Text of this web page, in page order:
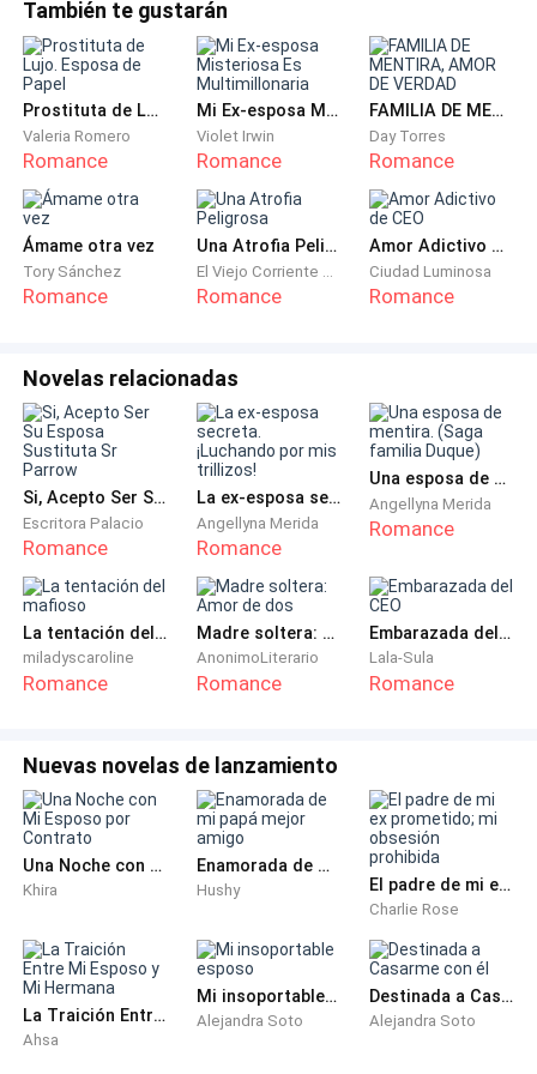
modos, te veré en mi casa mañana por la noche”.
“Muy bien nena, felicidades una vez más”, dijo Lilian
antes de terminar la llamada.
Jayda decidió llamar a su novio, Zach, para informarle
de su ascenso y de que pronto se presentaría en su
casa, pero no contestó después de llamarlo dos
veces.
oficina el lunes. Después de eso, cogió su bolso, el
bolso de su laptop y se dirigió a su coche para salir
del edificio.
Antes de arrancar el motor, llamó a un restaurante
para pedir comida y postre que fueran suficientes
para ellos para celebrar.
En cuanto Jayda llegó a su apartamento, llamó a sus
padres para darles la buena noticia, luego se duchó y
empezó a prepararse para ir a casa de su novio.
profesional debido a su trabajo, pero decidió volverse
un poco salvaje esta noche vistiéndose muy sexy.
Encontró el vestido perfecto y lo combinó con un par
de tacones, cogió su bolso que solo tenía su teléfono,
tarjeta de crédito y algo de dinero. Se dirigió a la
de Zachery.
Después de hacer una parada en el restaurante para
recoger los pedidos que había hecho, Jayda se dirigió
También te gustarán
Prostituta de Lujo. Esposa de Papel
Valeria Romero
Romance
Mi Ex-esposa Misteriosa Es Multimillonaria
Violet Irwin
Romance
FAMILIA DE MENTIRA, AMOR DE VERDAD
Day Torres
Romance
Ámame otra vez
Tory Sánchez
Romance
Una Atrofia Peligrosa
Romance
Amor Adictivo de CEO
Ciudad Luminosa
Romance
Novelas relacionadas
Si, Acepto Ser Su Esposa Sustituta Sr Parrow
Escritora Palacio
Romance
La ex-esposa secreta. ¡Luchando por mis trillizos!
Angellyna Merida
Romance
Una esposa de mentira. (Saga familia Duque)
Angellyna Merida
Romance
La tentación del mafioso
miladyscaroline
Romance
Madre soltera: Amor de dos
AnonimoLiterario
Romance
Embarazada del CEO
Lala-Sula
Romance
Nuevas novelas de lanzamiento
Una Noche con Mi Esposo por Contrato
Khira
Enamorada de mi papá mejor amigo
Hushy El padre de mi ex prometido; mi obsesión prohibida
Charlie Rose
La Traición Entre Mi Esposo y Mi Hermana
Ahsa
Mi insoportable esposo
Alejandra Soto
Destinada a Casarme con él
Alejandra Soto